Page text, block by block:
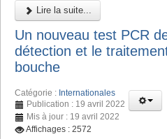
Lire la suite...
Un nouveau test PCR
détection et le
bouche
Catégorie : Internationales
Publication : 19 avril 2022
Mis à jour : 19 avril 2022
Affichages : 2572